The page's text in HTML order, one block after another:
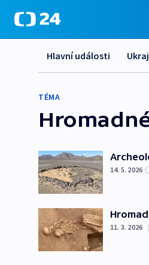
Hlavní události
TÉMA
14. 5. 2026
11. 3. 2026 |